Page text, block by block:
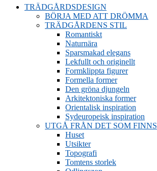
TRÄDGÅRDSDESIGN
BÖRJA MED ATT DRÖMMA
TRÄDGÅRDENS STIL
Romantiskt
Naturnära
Sparsmakad elegans
Lekfullt och originellt
Formklippta figurer
Formella former
Den gröna djungeln
Arkitektoniska former
Orientalisk inspiration
Sydeuropeisk inspiration
UTGÅ FRÅN DET SOM FINNS
Huset
Utsikter
Topografi
Tomtens storlek